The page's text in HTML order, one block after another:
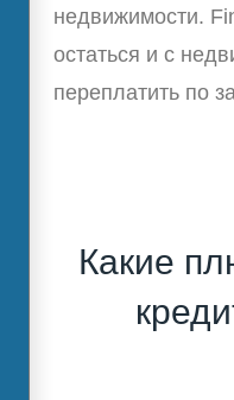
недвижимости.
остаться и с
переплатить по
Какие